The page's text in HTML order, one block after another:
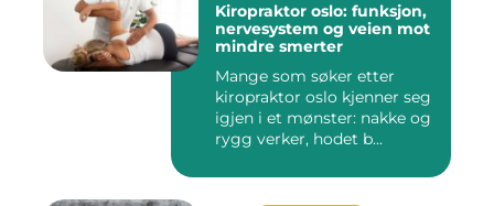
Kiropraktor oslo: funksjon,
nervesystem og veien mot
mindre smerter
Mange som søker etter
kiropraktor oslo kjenner seg
igjen i et mønster: nakke og
rygg verker, hodet b...